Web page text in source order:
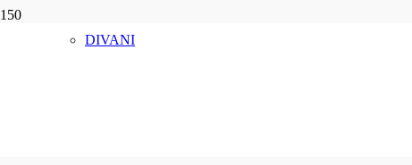
DIVANI